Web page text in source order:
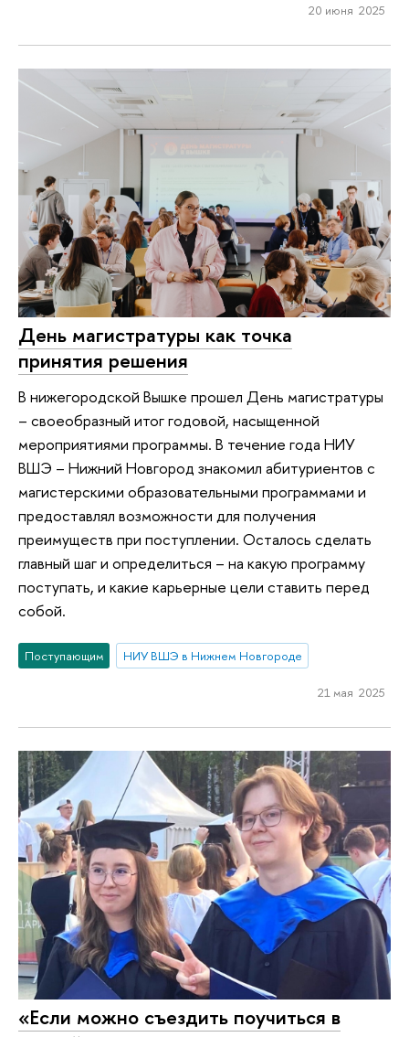
20 июня 2025
День магистратуры как точка
принятия решения
В нижегородской Вышке прошел День магистратуры
– своеобразный итог годовой, насыщенной
мероприятиями программы. В течение года НИУ
ВШЭ – Нижний Новгород знакомил абитуриентов с
магистерскими образовательными программами и
предоставлял возможности для получения
преимуществ при поступлении. Осталось сделать
главный шаг и определиться – на какую программу
поступать, и какие карьерные цели ставить перед
собой.
Поступающим НИУ ВШЭ в Нижнем Новгороде
21 мая 2025
«Если можно съездить поучиться в